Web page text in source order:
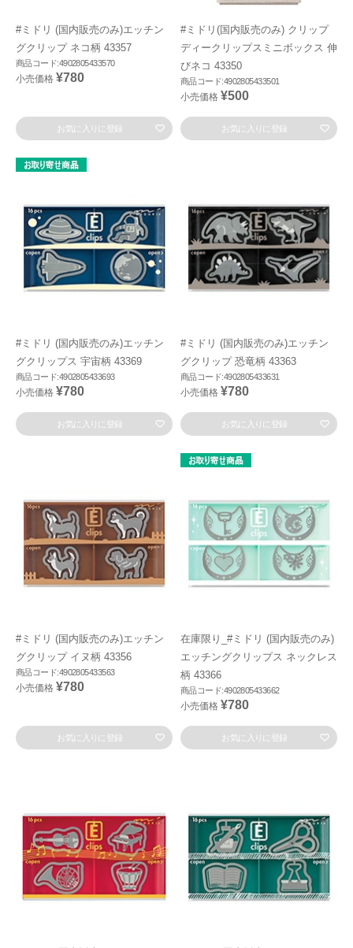
#ミドリ (国内販売のみ)エッチン
グクリップ ネコ柄 43357
商品コード:4902805433570
小売価格 ¥780
お気に入りに登録
#ミドリ(国内販売のみ) クリップ
ディークリップスミニボックス 伸
びネコ 43350
商品コード:4902805433501
小売価格 ¥500
お気に入りに登録
#ミドリ (国内販売のみ)エッチン
グクリップス 宇宙柄 43369
商品コード:4902805433693
小売価格 ¥780
お気に入りに登録
#ミドリ (国内販売のみ)エッチン
グクリップ 恐竜柄 43363
商品コード:4902805433631
小売価格 ¥780
お気に入りに登録
#ミドリ (国内販売のみ)エッチン
グクリップ イヌ柄 43356
商品コード:4902805433563
小売価格 ¥780
お気に入りに登録
在庫限り_#ミドリ (国内販売のみ)
エッチングクリップス ネックレス
柄 43366
商品コード:4902805433662
小売価格 ¥780
お気に入りに登録